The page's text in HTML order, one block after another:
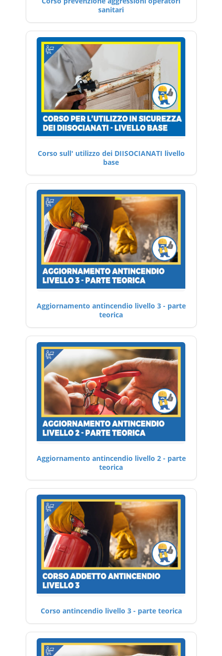
sanitari
Corso sull' utilizzo dei DIISOCIANATI livello
base
Aggiornamento antincendio livello 3 - parte
teorica
Aggiornamento antincendio livello 2 - parte
teorica
Corso antincendio livello 3 - parte teorica